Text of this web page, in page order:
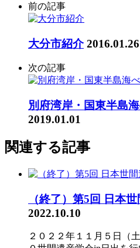
前の記事
大分市紹介 2016.01.26
次の記事
別府湾岸・国東半島
2019.01.01
関連する記事
（終了）第5回 日本
2022.10.10
２０２２年１１月５日（